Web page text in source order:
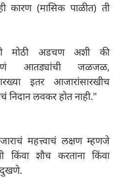
कारण (मासिक पाळीत) ती
मोठी अडचण अशी की
आतड्यांची जळजळ,
इतर आजारांसारखीच
निदान लवकर होत नाही."
महत्त्वाचं लक्षण म्हणजे
किंवा शौच करताना किंवा
दुखणे.